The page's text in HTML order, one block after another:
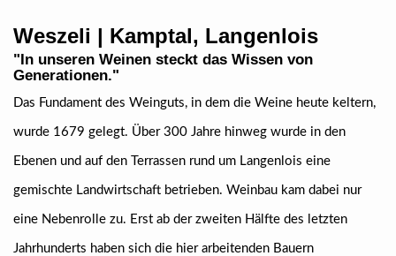
Weszeli | Kamptal, Langenlois
"In unseren Weinen steckt das Wissen von
Generationen."
Das Fundament des Weinguts, in dem die Weine heute keltern,
wurde 1679 gelegt. Über 300 Jahre hinweg wurde in den
Ebenen und auf den Terrassen rund um Langenlois eine
gemischte Landwirtschaft betrieben. Weinbau kam dabei nur
eine Nebenrolle zu. Erst ab der zweiten Hälfte des letzten
Jahrhunderts haben sich die hier arbeitenden Bauern